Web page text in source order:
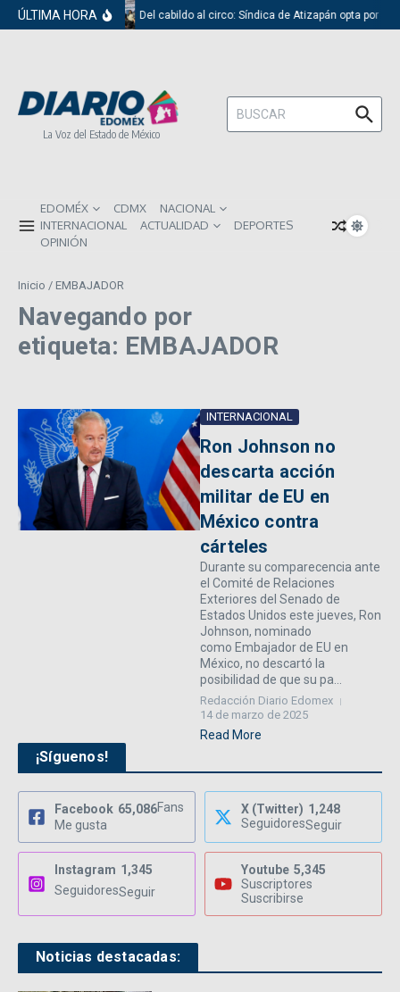
Saltar al contenido
ÚLTIMA HORA Del cabildo al circo: Síndica de Atizapán opta por el
La Voz del Estado de México
Buscar:
EDOMÉX CDMX
NACIONAL
INTERNACIONAL
ACTUALIDAD
DEPORTES
OPINIÓN
Inicio / EMBAJADOR
Navegando por
etiqueta: EMBAJADOR
INTERNACIONAL
Ron Johnson no
descarta acción
militar de EU en
México contra
cárteles
Durante su comparecencia ante
el Comité de Relaciones
Exteriores del Senado de
Estados Unidos este jueves, Ron
Johnson, nominado
como Embajador de EU en
México, no descartó la
posibilidad de que su pa...
Redacción Diario Edomex
14 de marzo de 2025
Read More
¡Síguenos!
Facebook 65,086Fans
Me gusta
X (Twitter) 1,248
SeguidoresSeguir
Instagram 1,345
SeguidoresSeguir
Youtube 5,345
Suscriptores
Suscribirse
Noticias destacadas: